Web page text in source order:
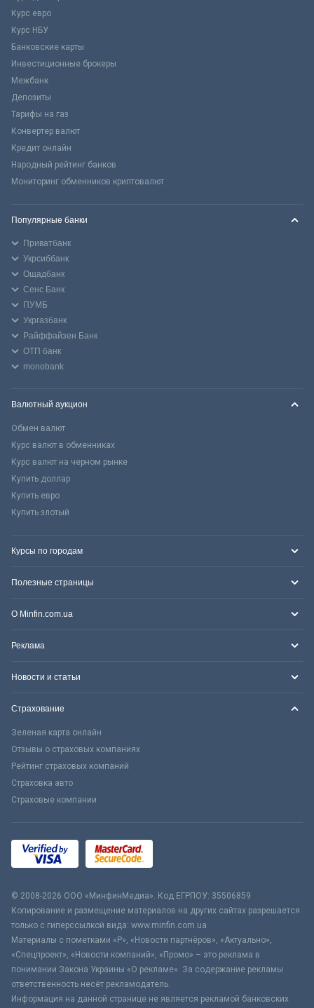
Курс евро
Курс НБУ
Банковские карты
Инвестиционные брокеры
Межбанк
Депозиты
Тарифы на газ
Конвертер валют
Кредит онлайн
Народный рейтинг банков
Мониторинг обменников криптовалют
Популярные банки
Приватбанк
Укрсиббанк
Ощадбанк
Сенс Банк
ПУМБ
Укргазбанк
Райффайзен Банк
ОТП банк
monobank
Валютный аукцион
Обмен валют
Курс валют в обменниках
Курс валют на черном рынке
Купить доллар
Купить евро
Купить злотый
Курсы по городам
Полезные страницы
О Minfin.com.ua
Реклама
Новости и статьи
Страхование
Зеленая карта онлайн
Отзывы о страховых компаниях
Рейтинг страховых компаний
Страховка авто
Страховые компании
© 2008-2026 ООО «МинфинМедиа». Код ЕГРПОУ: 35506859
Копирование и размещение материалов на других сайтах разрешается
только с гиперссылкой вида: www.minfin.com.ua
Материалы с пометками «Р», «Новости партнёров», «Актуально»,
«Спецпроект», «Новости компаний», «Промо» – это реклама в
понимании Закона Украины «О рекламе». За содержание рекламы
ответственность несёт рекламодатель.
Информация на данной странице не является рекламой банковских